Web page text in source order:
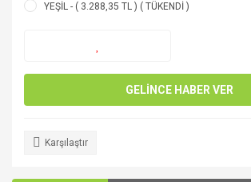
YEŞİL - ( 3.288,35 TL ) ( TÜKENDİ )
GELİNCE HABER VER
Karşılaştır